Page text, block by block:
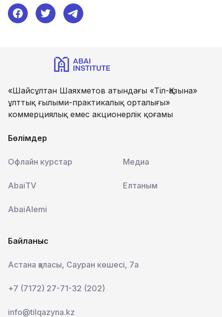
«Шайсұлтан Шаяхметов атындағы «Тіл-Қазына»
ұлттық ғылыми-практикалық орталығы»
коммерциялық емес акционерлік қоғамы
Бөлімдер
Офлайн курстар Медиа
AbaiTV Елтаным
AbaiAlemi
Байланыс
Астана қаласы, Сауран көшесі, 7а
+7 (7172) 27-71-32 (202)
info@tilqazyna.kz